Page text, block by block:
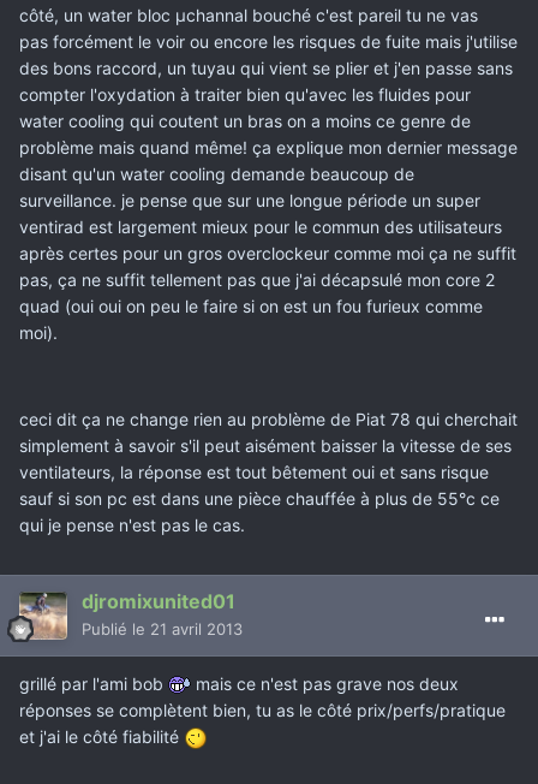
côté, un water bloc µchannal bouché c'est pareil tu ne vas
pas forcément le voir ou encore les risques de fuite mais j'utilise
des bons raccord, un tuyau qui vient se plier et j'en passe sans
compter l'oxydation à traiter bien qu'avec les fluides pour
water cooling qui coutent un bras on a moins ce genre de
problème mais quand même! ça explique mon dernier message
disant qu'un water cooling demande beaucoup de
surveillance. je pense que sur une longue période un super
ventirad est largement mieux pour le commun des utilisateurs
après certes pour un gros overclockeur comme moi ça ne suffit
pas, ça ne suffit tellement pas que j'ai décapsulé mon core 2
quad (oui oui on peu le faire si on est un fou furieux comme
moi).
ceci dit ça ne change rien au problème de Piat 78 qui cherchait
simplement à savoir s'il peut aisément baisser la vitesse de ses
ventilateurs, la réponse est tout bêtement oui et sans risque
sauf si son pc est dans une pièce chauffée à plus de 55°c ce
qui je pense n'est pas le cas.
djromixunited01
Publié le 21 avril 2013
grillé par l'ami bob
mais ce n'est pas grave nos deux
réponses se complètent bien, tu as le côté prix/perfs/pratique
et j'ai le côté fiabilité